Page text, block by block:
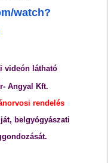
watch?
videón látható
Angyal Kft.
rendelés
belgyógyászati